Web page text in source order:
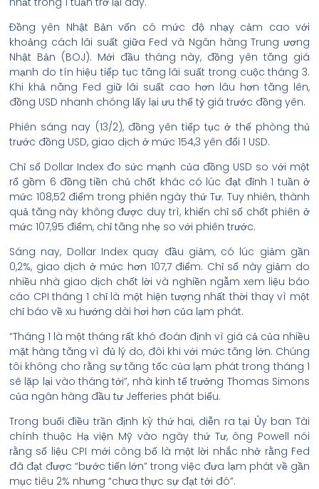
Đồng yên Nhật Bản vốn có mức độ nhạy cảm cao với
khoảng cách lãi suất giữa Fed và Ngân hàng Trung ương
Nhật Bản (BOJ). Mới đầu tháng này, đồng yên tăng giá
mạnh do tín hiệu tiếp tục tăng lãi suất trong cuộc tháng 3.
Khi khả năng Fed giữ lãi suất cao hơn lâu hơn tăng lên,
đồng USD nhanh chóng lấy lại ưu thế tỷ giá trước đồng yên.
Phiên sáng nay (13/2), đồng yên tiếp tục ở thế phòng thủ
trước đồng USD, giao dịch ở mức 154,3 yên đổi 1 USD.
Chỉ số Dollar Index đo sức mạnh của đồng USD so với một
rổ gồm 6 đồng tiền chủ chốt khác có lúc đạt đỉnh 1 tuần ở
mức 108,52 điểm trong phiên ngày thứ Tư. Tuy nhiên, thành
quả tăng này không được duy trì, khiến chỉ số chốt phiên ở
mức 107,95 điểm, chỉ tăng nhẹ so với phiên trước.
Sáng nay, Dollar Index quay đầu giảm, có lúc giảm gần
0,2%, giao dịch ở mức hơn 107,7 điểm. Chỉ số này giảm do
nhiều nhà giao dịch chốt lời và nghiền ngẫm xem liệu báo
cáo CPI tháng 1 chỉ là một hiện tượng nhất thời thay vì một
chỉ báo về xu hướng dài hơi hơn của lạm phát.
“Tháng 1 là một tháng rất khó đoán định vì giá cả của nhiều
mặt hàng tăng vì đủ lý do, đôi khi với mức tăng lớn. Chúng
tôi không cho rằng sự tăng tốc của lạm phát trong tháng 1
sẽ lặp lại vào tháng tới”, nhà kinh tế trưởng Thomas Simons
của ngân hàng đầu tư Jefferies phát biểu.
Trong buổi điều trần định kỳ thứ hai, diễn ra tại Ủy ban Tài
chính thuộc Hạ viện Mỹ vào ngày thứ Tư, ông Powell nói
rằng số liệu CPI mới công bố là một lời nhắc nhở rằng Fed
đã đạt được “bước tiến lớn” trong việc đưa lạm phát về gần
mục tiêu 2% nhưng “chưa thực sự đạt tới đó”.